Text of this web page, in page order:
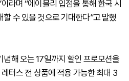
라며 “에이블리 입점을 통해 한국 시
수 있을 것으로 기대한다”고 말했
해 오는 17일까지 할인 프로모션을
터스 전 상품에 적용 가능한 최대 3